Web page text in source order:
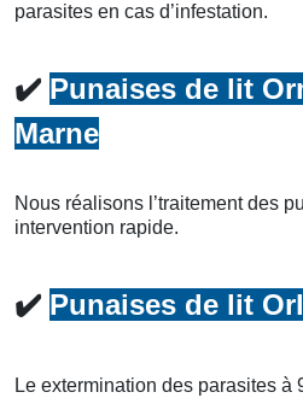
parasites en cas d’infestation.
✔️ Punaises de lit
Marne
Nous réalisons l’traitement des
intervention rapide.
✔️ Punaises de lit
Le extermination des parasites à